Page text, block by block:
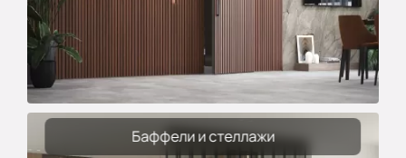
Баффели и стеллажи